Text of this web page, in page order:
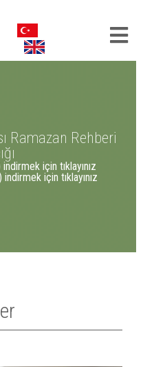
Ramazan Rehberi
için tıklayınız
için tıklayınız